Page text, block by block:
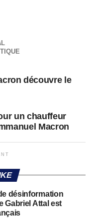
découvre le
un chauffeur
Macron
désinformation
Gabriel Attal est